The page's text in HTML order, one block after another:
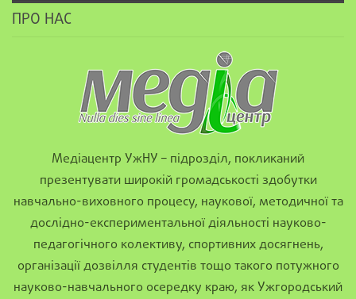
ПРО НАС
Медіацентр УжНУ – підрозділ, покликаний
презентувати широкій громадськості здобутки
навчально-виховного процесу, наукової, методичної та
дослідно-експериментальної діяльності науково-
педагогічного колективу, спортивних досягнень,
організації дозвілля студентів тощо такого потужного
науково-навчального осередку краю, як Ужгородський